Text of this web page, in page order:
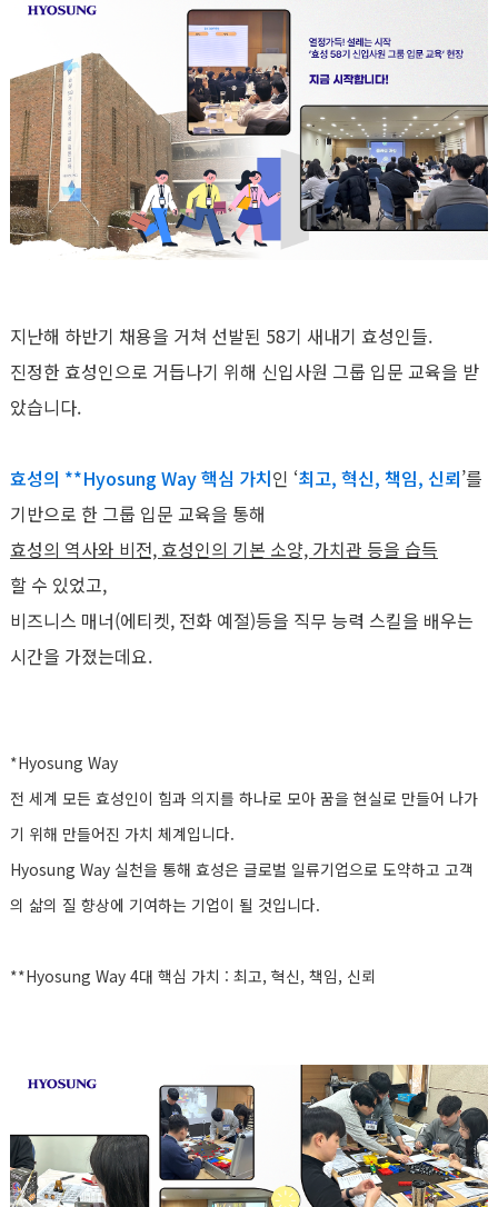
지난해 하반기 채용을 거쳐 선발된 58기 새내기 효성인들.
진정한 효성인으로 거듭나기 위해 신입사원 그룹 입문 교육을 받
았습니다.
효성의 **Hyosung Way 핵심 가치인 ‘최고, 혁신, 책임, 신뢰’를
기반으로 한 그룹 입문 교육을 통해
효성의 역사와 비전, 효성인의 기본 소양, 가치관 등을 습득
할 수 있었고,
비즈니스 매너(에티켓, 전화 예절)등을 직무 능력 스킬을 배우는
시간을 가졌는데요.
*Hyosung Way
전 세계 모든 효성인이 힘과 의지를 하나로 모아 꿈을 현실로 만들어 나가
기 위해 만들어진 가치 체계입니다.
Hyosung Way 실천을 통해 효성은 글로벌 일류기업으로 도약하고 고객
의 삶의 질 향상에 기여하는 기업이 될 것입니다.
**Hyosung Way 4대 핵심 가치 : 최고, 혁신, 책임, 신뢰